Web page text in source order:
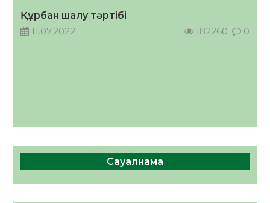
05.08.2026
56 0
Құрбан шалу тәртібі
11.07.2022
182260 0
Сауалнама